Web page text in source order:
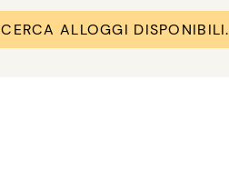
CERCA ALLOGGI DISPONIBILI.